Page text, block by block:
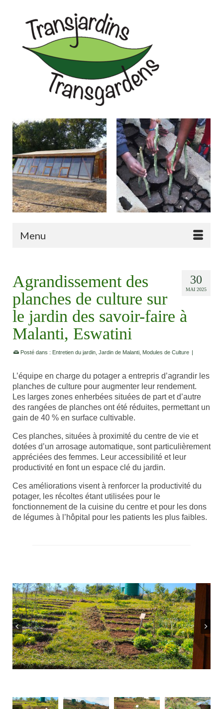
Menu
30
MAI 2025
Agrandissement des
planches de culture sur
le jardin des savoir-faire à
Malanti, Eswatini
Posté dans : Entretien du jardin Jardin de Malanti Modules de Culture |
L’équipe en charge du potager a entrepris d’agrandir les
planches de culture pour augmenter leur rendement.
Les larges zones enherbées situées de part et d’autre
des rangées de planches ont été réduites, permettant un
gain de 40 % en surface cultivable.
Ces planches, situées à proximité du centre de vie et
dotées d’un arrosage automatique, sont particulièrement
appréciées des femmes. Leur accessibilité et leur
productivité en font un espace clé du jardin.
Ces améliorations visent à renforcer la productivité du
potager, les récoltes étant utilisées pour le
fonctionnement de la cuisine du centre et pour les dons
de légumes à l’hôpital pour les patients les plus faibles.